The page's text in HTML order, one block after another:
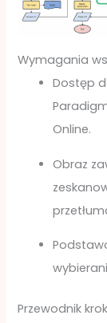
Wymagania
Dostęp
Online.
Obraz
Przewodnik